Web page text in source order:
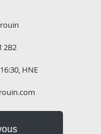
2B2
HNE